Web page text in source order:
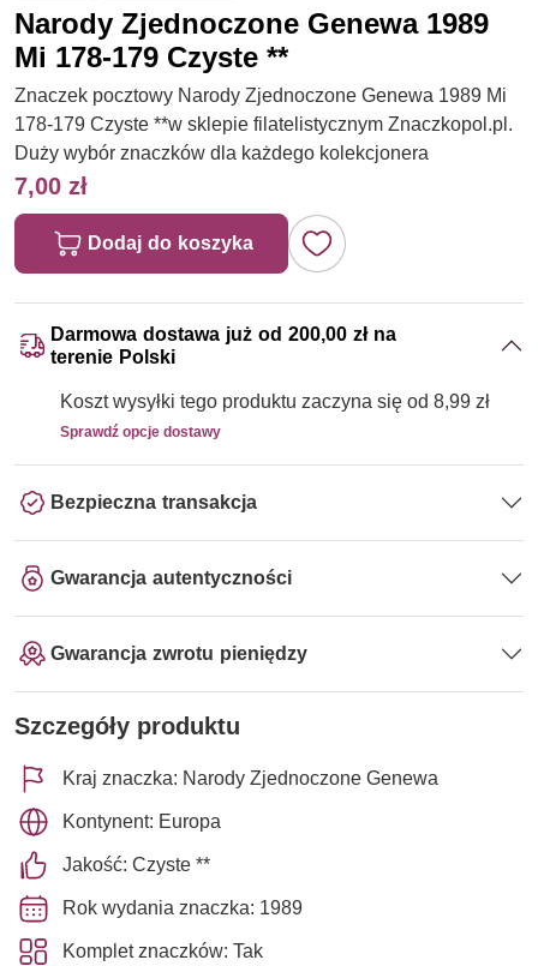
Narody Zjednoczone Genewa 1989
Mi 178-179 Czyste **
Znaczek pocztowy Narody Zjednoczone Genewa 1989 Mi
178-179 Czyste **w sklepie filatelistycznym Znaczkopol.pl.
Duży wybór znaczków dla każdego kolekcjonera
7,00 zł
Dodaj do koszyka
Darmowa dostawa już od 200,00 zł na
terenie Polski
Koszt wysyłki tego produktu zaczyna się od 8,99 zł
Sprawdź opcje dostawy
Bezpieczna transakcja
Gwarancja autentyczności
Gwarancja zwrotu pieniędzy
Szczegóły produktu
Kraj znaczka: Narody Zjednoczone Genewa
Kontynent: Europa
Jakość: Czyste **
Rok wydania znaczka: 1989
Komplet znaczków: Tak